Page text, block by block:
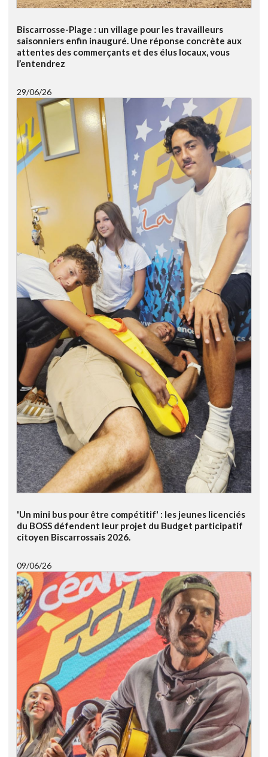
Biscarrosse-Plage : un village pour les travailleurs
saisonniers enfin inauguré. Une réponse concrète aux
attentes des commerçants et des élus locaux, vous
l’entendrez
29/06/26
'Un mini bus pour être compétitif' : les jeunes licenciés
du BOSS défendent leur projet du Budget participatif
citoyen Biscarrossais 2026.
09/06/26